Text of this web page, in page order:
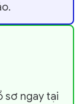
sơ ngay tại